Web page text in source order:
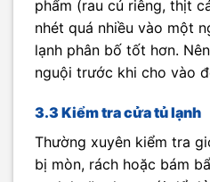
phẩm (rau củ riêng, thịt
nhét quá nhiều vào một
lạnh phân bố tốt hơn.
nguội trước khi cho vào
3.3 Kiểm tra cửa tủ lạnh
Thường xuyên kiểm tra
bị mòn, rách hoặc bám